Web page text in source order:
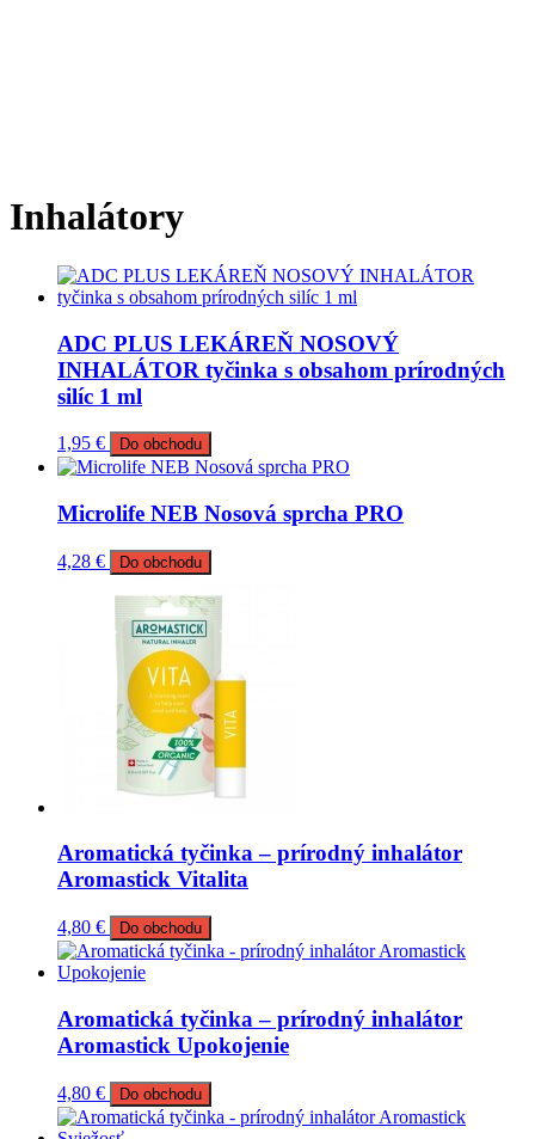
Inhalátory
ADC PLUS LEKÁREŇ NOSOVÝ
INHALÁTOR tyčinka s obsahom prírodných
silíc 1 ml
1,95 € Do obchodu
Microlife NEB Nosová sprcha PRO
4,28 € Do obchodu
Aromatická tyčinka – prírodný inhalátor
Aromastick Vitalita
4,80 € Do obchodu
Aromatická tyčinka – prírodný inhalátor
Aromastick Upokojenie
4,80 € Do obchodu